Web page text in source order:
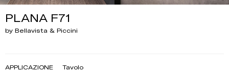
PLANA F71
by Bellavista & Piccini
APPLICAZIONE Tavolo